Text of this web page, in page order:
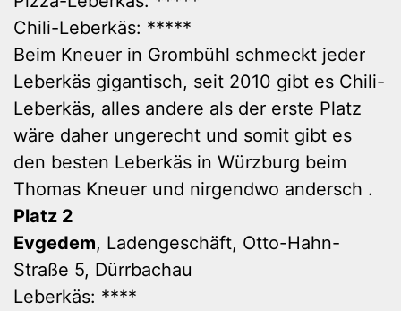
Chili-Leberkäs: *****
Beim Kneuer in Grombühl schmeckt jeder
Leberkäs gigantisch, seit 2010 gibt es Chili-
Leberkäs, alles andere als der erste Platz
wäre daher ungerecht und somit gibt es
den besten Leberkäs in Würzburg beim
Thomas Kneuer und nirgendwo andersch .
Platz 2
Evgedem, Ladengeschäft, Otto-Hahn-
Straße 5, Dürrbachau
Leberkäs: ****